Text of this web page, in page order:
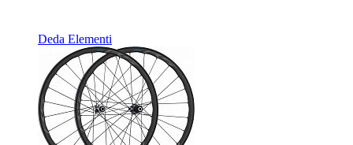
Deda Elementi